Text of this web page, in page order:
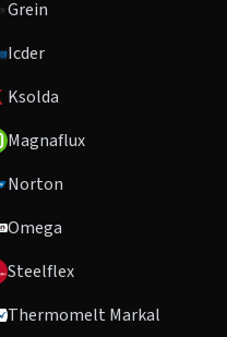
Grein
Icder
Ksolda
Magnaflux
Norton
Omega
Steelflex
Thermomelt Markal